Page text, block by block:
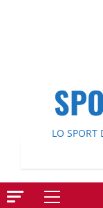
LO SPORT
Menu